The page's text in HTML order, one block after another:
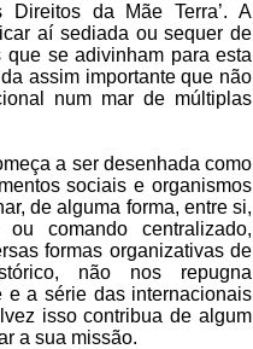
da Mãe Terra’. A
aí sediada ou sequer de
se adivinham para esta
assim importante que não
num mar de múltiplas
a ser desenhada como
sociais e organismos
de alguma forma, entre si,
comando centralizado,
formas organizativas de
não nos repugna
e a série das internacionais
isso contribua de algum
a sua missão.